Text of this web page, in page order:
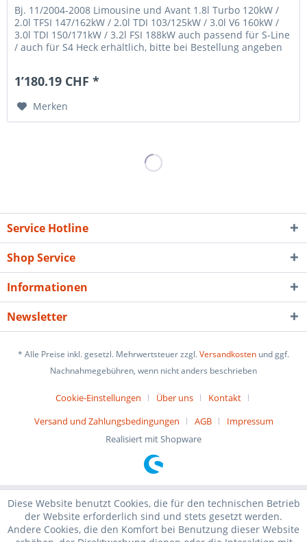
Bj. 11/2004-2008 Limousine und Avant 1.8l Turbo 120kW /
2.0l TFSI 147/162kW / 2.0l TDI 103/125kW / 3.0l V6 160kW /
3.0l TDI 150/171kW / 3.2l FSI 188kW auch passend für S-Line
/ auch für S4 Heck erhältlich, bitte bei Bestellung angeben
1’180.19 CHF *
Merken
Service Hotline
Shop Service
Informationen
Newsletter
* Alle Preise inkl. gesetzl. Mehrwertsteuer zzgl.Versandkosten und ggf.
Nachnahmegebühren, wenn nicht anders beschrieben
Cookie-Einstellungen Über uns
Kontakt
Versand und Zahlungsbedingungen
AGB
Impressum
Realisiert mit Shopware
Diese Website benutzt Cookies, die für den technischen Betrieb
der Website erforderlich sind und stets gesetzt werden.
Andere Cookies, die den Komfort bei Benutzung dieser Website